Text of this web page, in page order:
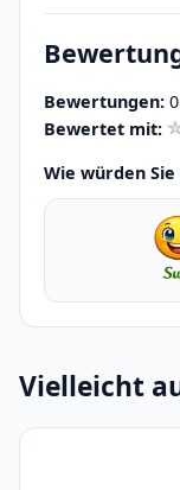
Bewertungen: 0
Bewertet mit:
Wie würden
Vielleicht